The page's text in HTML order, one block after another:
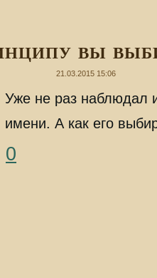
вы
21.03.2015 15:06
Уже не раз наблюдал
имени. А как его
0